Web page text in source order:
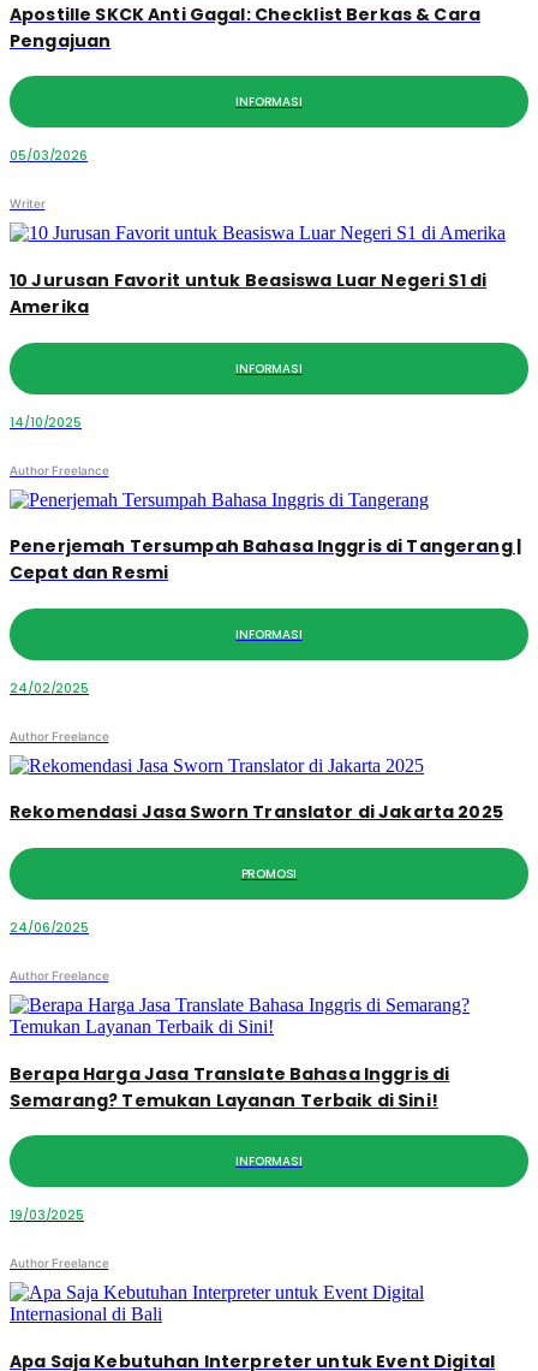
Apostille SKCK Anti Gagal: Checklist Berkas & Cara
Pengajuan
INFORMASI
05/03/2026
Writer
10 Jurusan Favorit untuk Beasiswa Luar Negeri S1 di
Amerika
INFORMASI
14/10/2025
Author Freelance
Penerjemah Tersumpah Bahasa Inggris di Tangerang |
Cepat dan Resmi
INFORMASI
24/02/2025
Author Freelance
Rekomendasi Jasa Sworn Translator di Jakarta 2025
PROMOSI
24/06/2025
Author Freelance
Berapa Harga Jasa Translate Bahasa Inggris di
Semarang? Temukan Layanan Terbaik di Sini!
INFORMASI
19/03/2025
Author Freelance
Apa Saja Kebutuhan Interpreter untuk Event Digital